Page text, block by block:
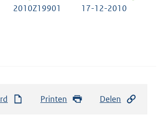
2010Z19901 17-12-2010
Printen Delen